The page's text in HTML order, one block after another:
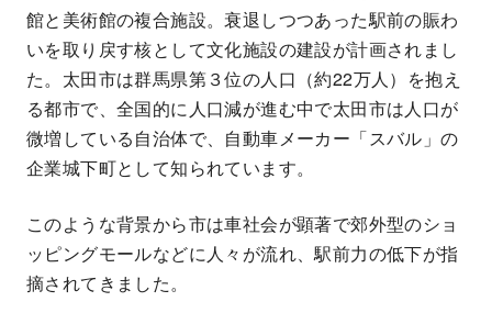
館と美術館の複合施設。衰退しつつあった駅前の賑わ
いを取り戻す核として文化施設の建設が計画されまし
た。太田市は群馬県第３位の人口（約22万人）を抱え
る都市で、全国的に人口減が進む中で太田市は人口が
微増している自治体で、自動車メーカー「スバル」の
企業城下町として知られています。
このような背景から市は車社会が顕著で郊外型のショ
ッピングモールなどに人々が流れ、駅前力の低下が指
摘されてきました。